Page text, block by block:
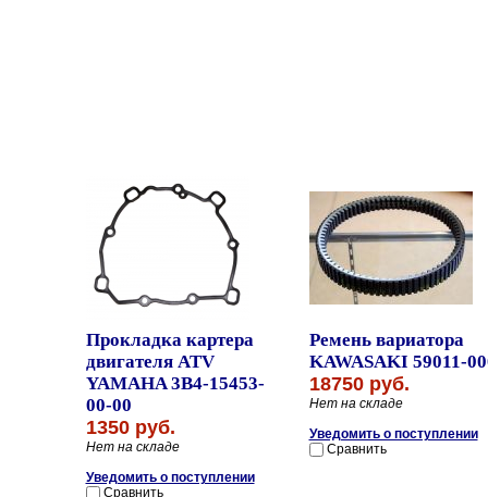
Прокладка картера
двигателя ATV
YAMAHA 3B4-15453-
00-00
1350 руб.
Нет на складе
Уведомить о поступлении
Сравнить
Ремень вариатора
KAWASAKI 59011-
18750 руб.
Нет на складе
Уведомить о поступлении
Сравнить